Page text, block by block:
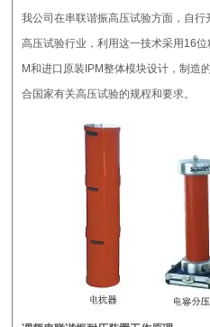
我公司在串联谐振高压试验方面，自
高压试验行业，利用这一技术采用16
M和进口原装IPM整体模块设计，制造
合国家有关高压试验的规程和要求。